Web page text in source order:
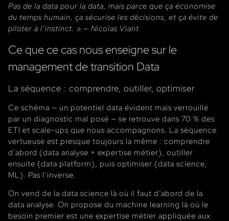
Pas de la data pour la data, mais parce que ça économise
du temps humain, ça sécurise les décisions, et ça évite de
piloter à l’instinct. » — Nicolas Viant
Ce que ce cas nous enseigne sur le
management de transition Data
La séquence : comprendre, outiller, optimiser
Ce schéma — un potentiel data évident mais verrouillé
par un diagnostic mal posé — se retrouve dans 70 % des
ETI et scale-ups que nous accompagnons. La séquence
vertueuse est presque toujours la même : comprendre
d’abord (data analyse + expertise métier), outiller
ensuite (data platform), puis optimiser (data science,
ML). Pas l’inverse.
On vend de la data science là où il faut d’abord de la
data analyse. On propose du machine learning là où le
besoin premier est une expertise métier appliquée aux